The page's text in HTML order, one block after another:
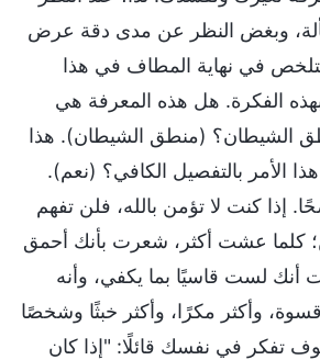
وبغض النظر عن مدى دقة عرض
تتلخص في نهاية المطاف في هذا
بهذه الفكرة. هل هذه المعرفة هي
الشيطان؟ (منطق الشيطان). هذا
بالتفصيل الكافي؟ (نعم).
إذا كنت لا تؤمن بالله، فلن تفهم
كلما عشت أكثر، شعرت بأنك أحمق
أنك لست قاسيًا بما يكفي، وأنه
وأكثر مكرًا، وأكثر خبثًا وشخصًا
تفكر في نفسك قائلًا: "إذا كان